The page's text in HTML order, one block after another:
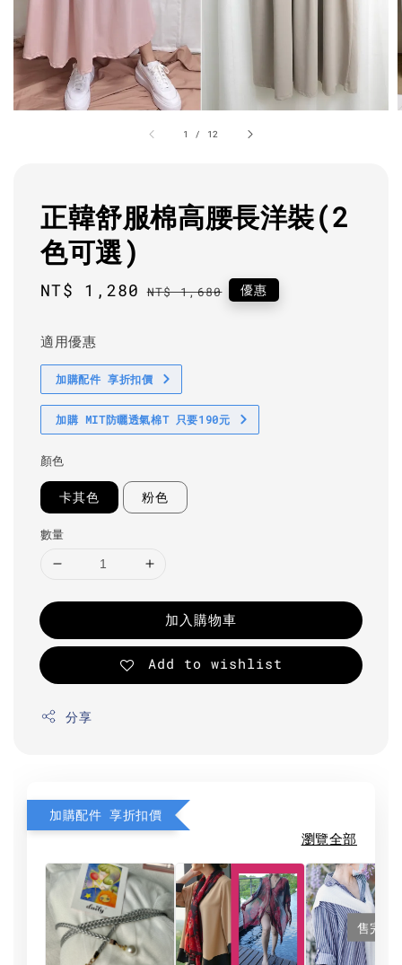
1 / 12
正韓舒服棉高腰長洋裝(2
色可選)
Sale
NT$ 1,280 Regular
NT$ 1,680 優惠
適用優惠
加購配件 享折扣價
加購 MIT防曬透氣棉T 只要190元
顏色
卡其色 粉色
數量
加入購物車
Add to wishlist
分享
加購配件 享折扣價
瀏覽全部
售完